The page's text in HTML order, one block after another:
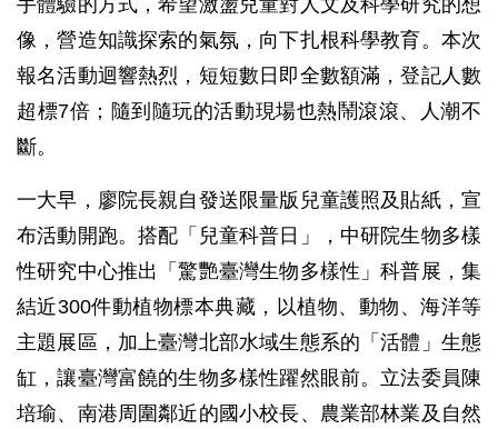
手體驗的方式，希望激盪兒童對人文及科學研究的想
像，營造知識探索的氣氛，向下扎根科學教育。本次
報名活動迴響熱烈，短短數日即全數額滿，登記人數
超標7倍；隨到隨玩的活動現場也熱鬧滾滾、人潮不
斷。
一大早，廖院長親自發送限量版兒童護照及貼紙，宣
布活動開跑。搭配「兒童科普日」，中研院生物多樣
性研究中心推出「驚艷臺灣生物多樣性」科普展，集
結近300件動植物標本典藏，以植物、動物、海洋等
主題展區，加上臺灣北部水域生態系的「活體」生態
缸，讓臺灣富饒的生物多樣性躍然眼前。立法委員陳
培瑜、南港周圍鄰近的國小校長、農業部林業及自然